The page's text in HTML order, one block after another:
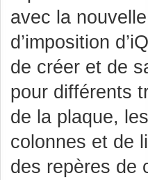
avec la
d’imposition
de créer et de
pour différents
de la plaque,
colonnes et de
des repères de